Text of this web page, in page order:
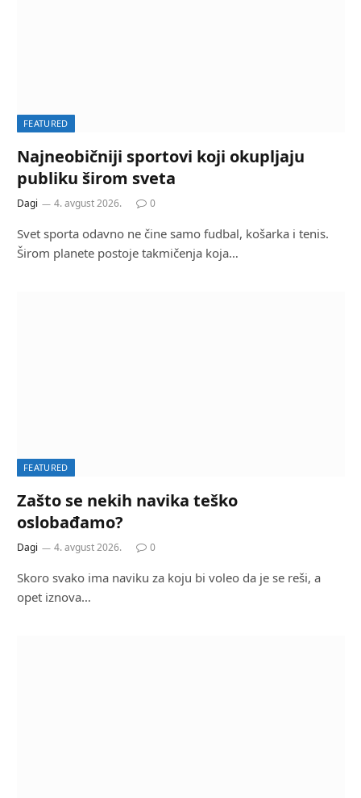
FEATURED
Najneobičniji sportovi koji okupljaju
publiku širom sveta
Dagi 4. avgust 2026. 0
Svet sporta odavno ne čine samo fudbal, košarka i tenis.
Širom planete postoje takmičenja koja…
FEATURED
Zašto se nekih navika teško
oslobađamo?
Dagi 4. avgust 2026. 0
Skoro svako ima naviku za koju bi voleo da je se reši, a
opet iznova…